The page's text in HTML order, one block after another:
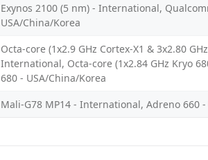
Exynos 2100 (5 nm) - International,
USA/China/Korea
Octa-core (1x2.9 GHz Cortex-X1 & 3x2.80
International, Octa-core (1x2.84 GHz Kryo
680 - USA/China/Korea
Mali-G78 MP14 - International, Adreno 660 -